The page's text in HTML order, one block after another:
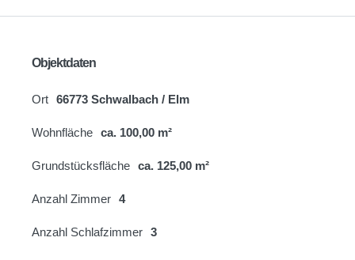
Objektdaten
Ort 66773 Schwalbach / Elm
Wohnfläche ca. 100,00 m²
Grundstücksfläche ca. 125,00 m²
Anzahl Zimmer 4
Anzahl Schlafzimmer 3